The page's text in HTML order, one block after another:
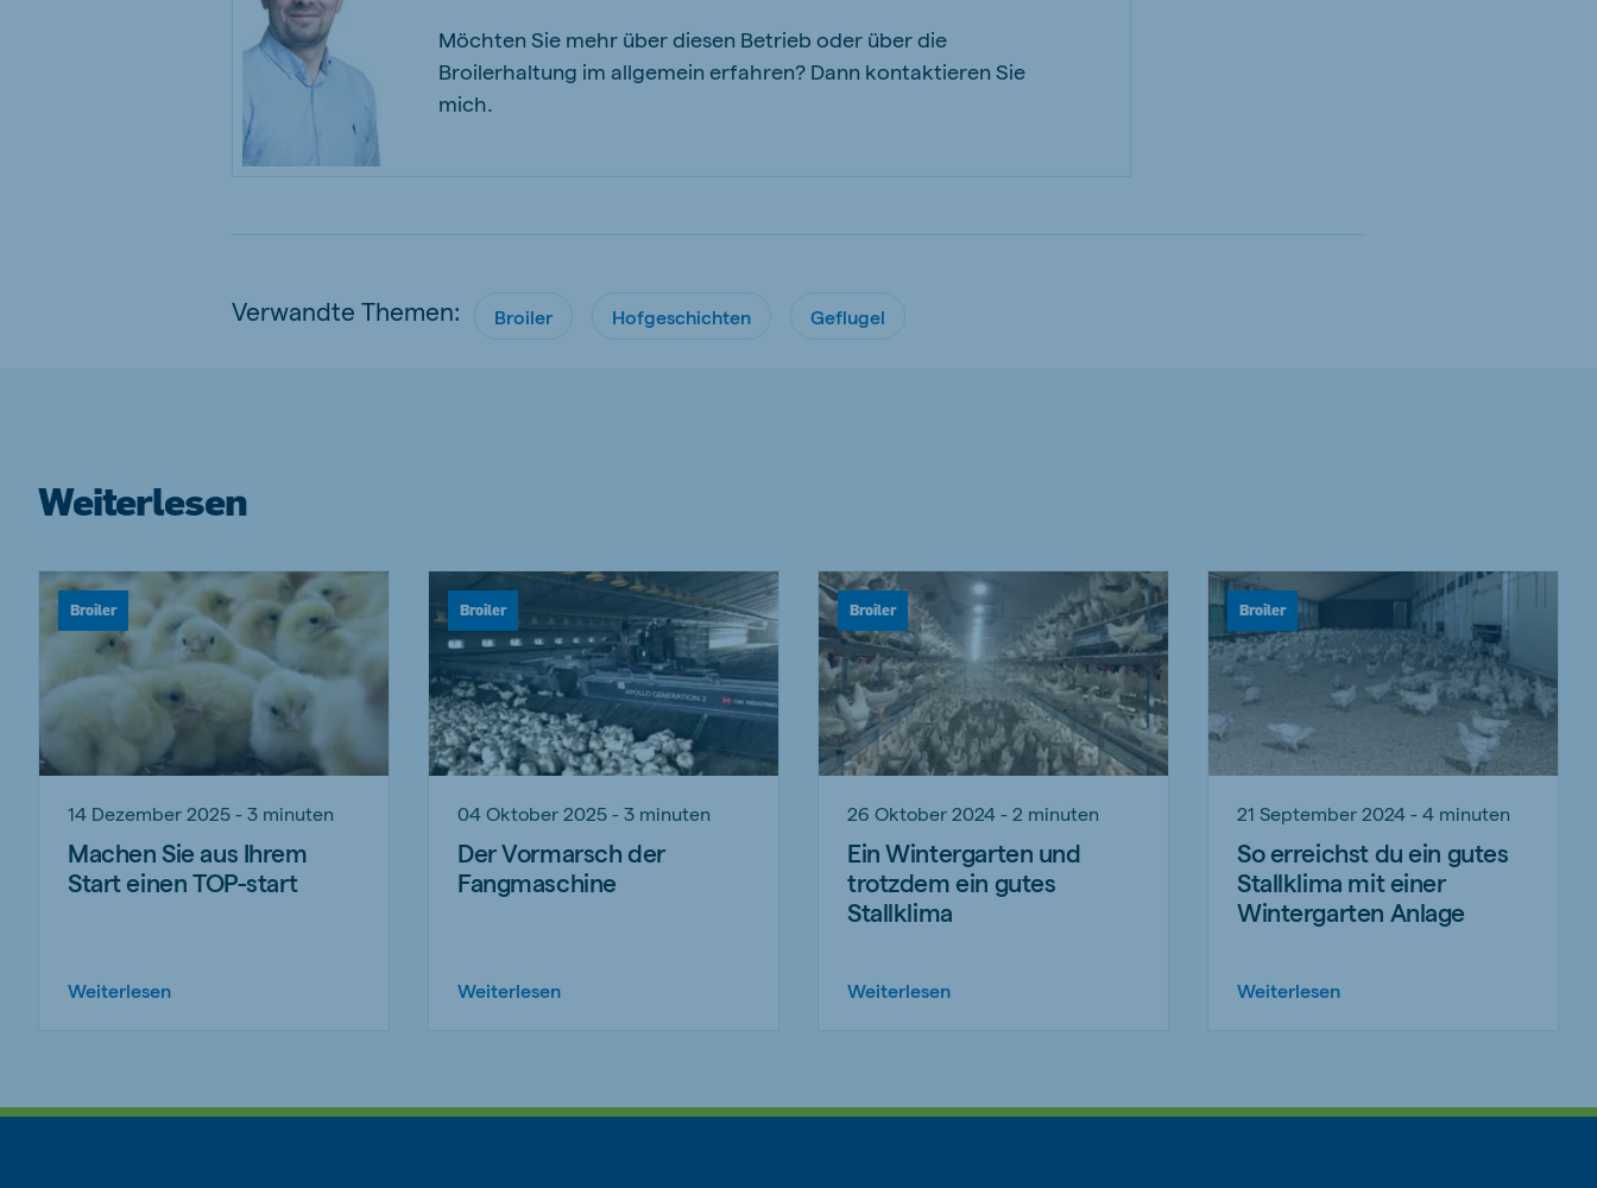
Möchten Sie mehr über diesen Betrieb oder über die
Broilerhaltung im allgemein erfahren? Dann kontaktieren Sie
mich.
Verwandte Themen: Broiler Hofgeschichten Geflugel
Weiterlesen
Broiler
14 Dezember 2025 - 3 minuten
Machen Sie aus Ihrem
Start einen TOP-start
Weiterlesen
Broiler
04 Oktober 2025 - 3 minuten
Der Vormarsch der
Fangmaschine
Weiterlesen
Broiler
26 Oktober 2024 - 2 minuten
Ein Wintergarten und
trotzdem ein gutes
Stallklima
Weiterlesen
Broiler
21 September 2024 - 4 minuten
So erreichst du ein gutes
Stallklima mit einer
Wintergarten Anlage
Weiterlesen